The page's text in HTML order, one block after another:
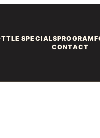
SPECIALSPROGRAM
CONTACT